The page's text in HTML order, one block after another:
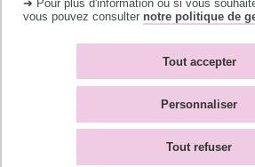
➜ Pour plus d'information ou si vous
vous pouvez consulter notre politique de
Tout accepter
Tout refuser
Personnaliser
recherche et participent à la
formations spécifiques. Ils
à l’élaboration et à la diffusion
institutionnelles en matière
En cas de signalement (plagiat,